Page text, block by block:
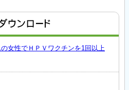
女性でＨＰＶワクチンを1回以上